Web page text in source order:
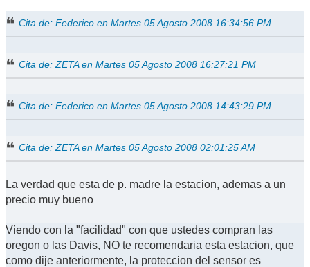
Cita de: Federico en Martes 05 Agosto 2008 16:34:56 PM
Cita de: ZETA en Martes 05 Agosto 2008 16:27:21 PM
Cita de: Federico en Martes 05 Agosto 2008 14:43:29 PM
Cita de: ZETA en Martes 05 Agosto 2008 02:01:25 AM
La verdad que esta de p. madre la estacion, ademas a un
precio muy bueno
Viendo con la "facilidad" con que ustedes compran las
oregon o las Davis, NO te recomendaria esta estacion, que
como dije anteriormente, la proteccion del sensor es